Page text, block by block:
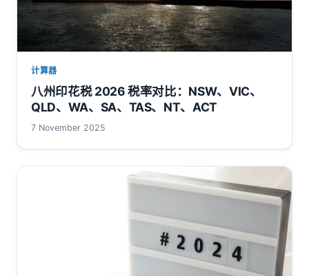
计算器
八州印花税 2026 税率对比：NSW、VIC、
QLD、WA、SA、TAS、NT、ACT
7 November 2025